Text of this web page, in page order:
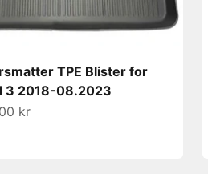
TPE Blister for
3 2018-08.2023
kr